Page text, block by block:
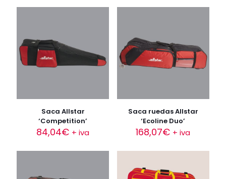
Saca Allstar
‘Competition’
84,04€ + iva
Saca ruedas Allstar
‘Ecoline Duo’
168,07€ + iva